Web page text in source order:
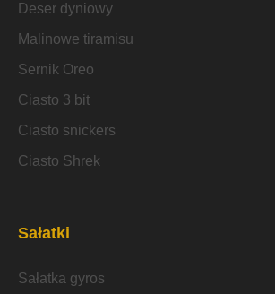
Deser dyniowy
Malinowe tiramisu
Sernik Oreo
Ciasto 3 bit
Ciasto snickers
Ciasto Shrek
Sałatki
Sałatka gyros